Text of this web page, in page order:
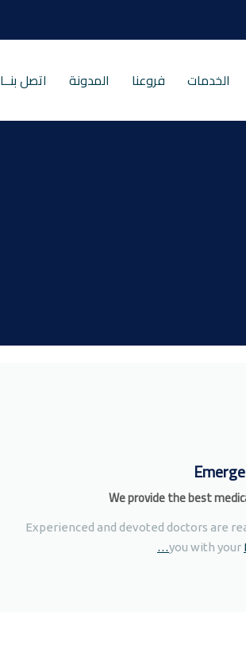
الخدمات فروعنا المدونة اتصل بنــا
We provide the best
Experienced and devoted doctors are
you with your